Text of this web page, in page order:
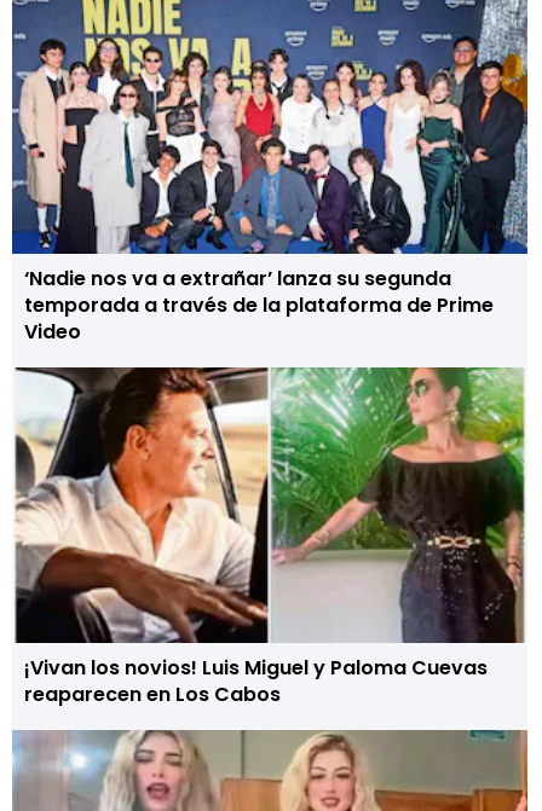
‘Nadie nos va a extrañar’ lanza su segunda
temporada a través de la plataforma de Prime
Video
¡Vivan los novios! Luis Miguel y Paloma Cuevas
reaparecen en Los Cabos